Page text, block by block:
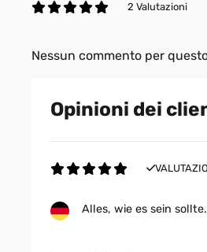
2 Valutazioni
Nessun commento per
Opinioni dei
Alles, wie es sein sollte.